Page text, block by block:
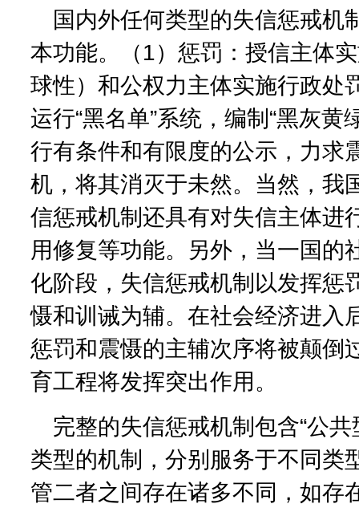
国内外任何类型的失信惩戒机
本功能。（1）惩罚：授信主体
球性）和公权力主体实施行政处
运行“黑名单”系统，编制“黑灰黄
行有条件和有限度的公示，力求
机，将其消灭于未然。当然，我
信惩戒机制还具有对失信主体进
用修复等功能。另外，当一国的
化阶段，失信惩戒机制以发挥惩
慑和训诫为辅。在社会经济进入
惩罚和震慑的主辅次序将被颠倒
育工程将发挥突出作用。
完整的失信惩戒机制包含“公共
类型的机制，分别服务于不同类
管二者之间存在诸多不同，如存